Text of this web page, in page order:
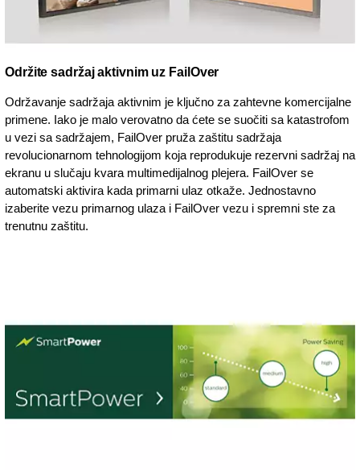
Održite sadržaj aktivnim uz FailOver
Održavanje sadržaja aktivnim je ključno za zahtevne komercijalne
primene. Iako je malo verovatno da ćete se suočiti sa katastrofom
u vezi sa sadržajem, FailOver pruža zaštitu sadržaja
revolucionarnom tehnologijom koja reprodukuje rezervni sadržaj na
ekranu u slučaju kvara multimedijalnog plejera. FailOver se
automatski aktivira kada primarni ulaz otkaže. Jednostavno
izaberite vezu primarnog ulaza i FailOver vezu i spremni ste za
trenutnu zaštitu.